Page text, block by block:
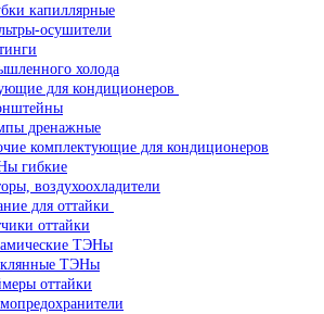
капиллярные
осушители
холода
для кондиционеров
дренажные
комплектующие для кондиционеров
гибкие
воздухоохладители
для оттайки
оттайки
ТЭНы
ТЭНы
оттайки